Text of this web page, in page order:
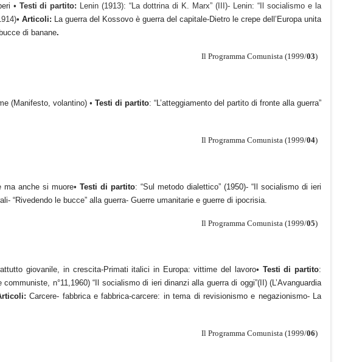
• Testi di partito:
Lenin (1913): “La dottrina di K. Marx” (III)- Lenin: “Il socialismo e la
• Articoli:
La guerra del Kossovo è guerra del capitale-Dietro le crepe dell’Europa unita
di banane.
Il Programma Comunista (1999/03)
(Manifesto, volantino) • Testi di partito: “L’atteggiamento del partito di fronte alla guerra”
Il Programma Comunista (1999/04)
ma anche si muore• Testi di partito: “Sul metodo dialettico” (1950)- “Il socialismo di ieri
“Rivedendo le bucce” alla guerra- Guerre umanitarie e guerre di ipocrisia.
Il Programma Comunista (1999/05)
giovanile, in crescita-Primati italici in Europa: vittime del lavoro• Testi di partito:
n°11,1960) “Il socialismo di ieri dinanzi alla guerra di oggi”(II) (L’Avanguardia
Carcere- fabbrica e fabbrica-carcere: in tema di revisionismo e negazionismo- La
Il Programma Comunista (1999/06)